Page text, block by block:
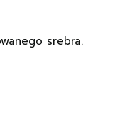
srebra.